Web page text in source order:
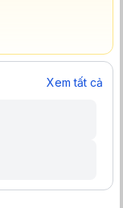
Xem tất cả